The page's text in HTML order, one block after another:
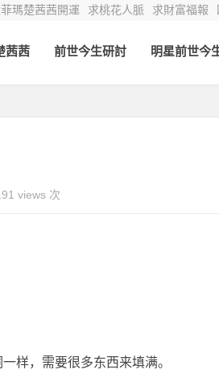
瑪楚茜茜開運 求桃花人脈 求財富福報
茜茜 前世今生研討 明星前世今
views 次
样，需要很多东西来填满。